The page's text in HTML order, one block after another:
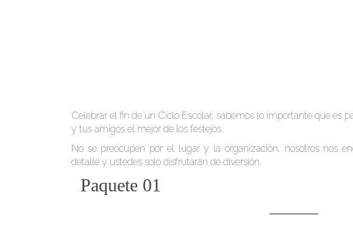
Celebrar el fin de un Ciclo Escolar, sabemos lo importante que es
y tus amigos el mejor de los festejos.
No se preocupen por el lugar y la organización, nosotros nos
detalle y ustedes solo disfrutarán de diversión.
Paquete 01